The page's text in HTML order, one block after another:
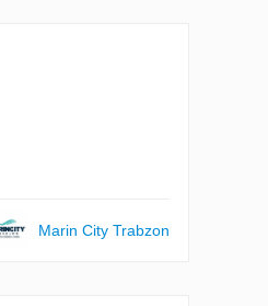
Marin City Trabzon